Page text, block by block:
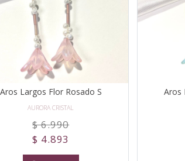
Aros Largos Flor Rosado S
AURORA CRISTAL
$ 6.990
$ 4.893
Aros